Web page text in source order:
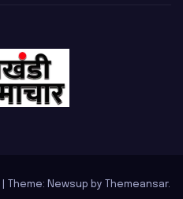
Theme: Newsup by Themeansar.